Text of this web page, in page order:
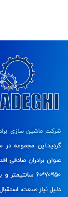
شرکت ماشین سازی
عنوان برادران صادقی
دلیل نیاز صنعت،